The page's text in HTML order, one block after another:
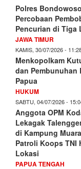
Polres
Percobaan
Pencurian di Tiga
JAWA TIMUR
KAMIS, 30/07/2026 -
Menkopolkam
dan Pembunuhan
Papua
HUKUM
SABTU, 04/07/2026 -
Anggota OPM
Lekagak
di Kampung
Patroli Koops TNI
Lokasi
PAPUA TENGAH